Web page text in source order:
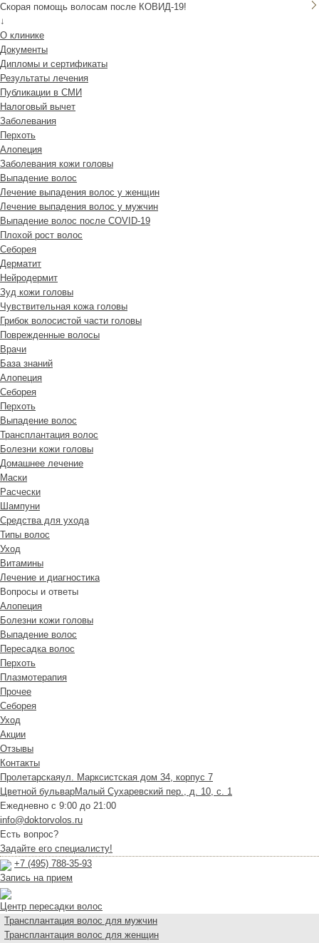
Скорая помощь волосам после КОВИД-19!
↓
О клинике
Документы
Дипломы и сертификаты
Результаты лечения
Публикации в СМИ
Налоговый вычет
Заболевания
Перхоть
Алопеция
Заболевания кожи головы
Выпадение волос
Лечение выпадения волос у женщин
Лечение выпадения волос у мужчин
Выпадение волос после COVID-19
Плохой рост волос
Cеборея
Дерматит
Нейродермит
Зуд кожи головы
Чувствительная кожа головы
Грибок волосистой части головы
Поврежденные волосы
Врачи
База знаний
Алопеция
Себорея
Перхоть
Выпадение волос
Трансплантация волос
Болезни кожи головы
Домашнее лечение
Маски
Расчески
Шампуни
Средства для ухода
Типы волос
Уход
Витамины
Лечение и диагностика
Вопросы и ответы
Алопеция
Болезни кожи головы
Выпадение волос
Пересадка волос
Перхоть
Плазмотерапия
Прочее
Себорея
Уход
Акции
Отзывы
Контакты
Пролетарскаяул. Марксистская дом 34, корпус 7
Цветной бульварМалый Сухаревский пер., д. 10, с. 1
Ежедневно с 9:00 до 21:00
info@doktorvolos.ru
Есть вопрос?
Задайте его специалисту!
+7 (495) 788-35-93
Запись на прием
Центр пересадки волос
Трансплантация волос для мужчин
Трансплантация волос для женщин